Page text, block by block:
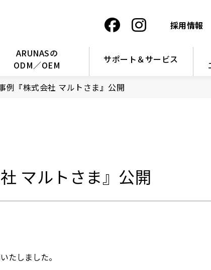
採用情報
ARUNASの
ODM／OEM
サポート＆サービス
例『株式会社 マルトさま』公開
マルトさま』公開
たしました。